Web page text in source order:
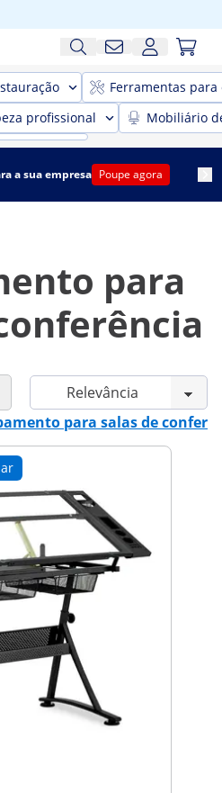
Ferramentas para
profissional
Mobiliário
a sua empresa Poupe agora
para
para salas de